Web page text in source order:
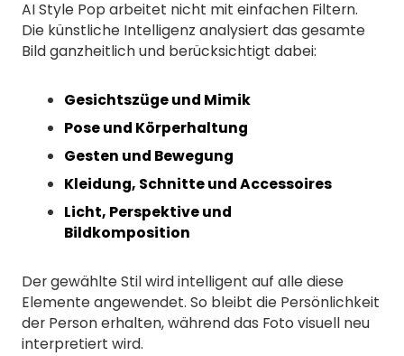
AI Style Pop arbeitet nicht mit einfachen Filtern.
Die künstliche Intelligenz analysiert das gesamte
Bild ganzheitlich und berücksichtigt dabei:
Gesichtszüge und Mimik
Pose und Körperhaltung
Gesten und Bewegung
Kleidung, Schnitte und Accessoires
Licht, Perspektive und
Bildkomposition
Der gewählte Stil wird intelligent auf alle diese
Elemente angewendet. So bleibt die Persönlichkeit
der Person erhalten, während das Foto visuell neu
interpretiert wird.